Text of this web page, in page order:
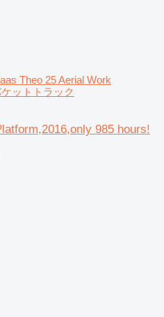
Theo 25 Aerial Work
ットトラック
985 hours!